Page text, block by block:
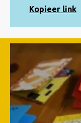
e-
Kopiëren
Kopieer link